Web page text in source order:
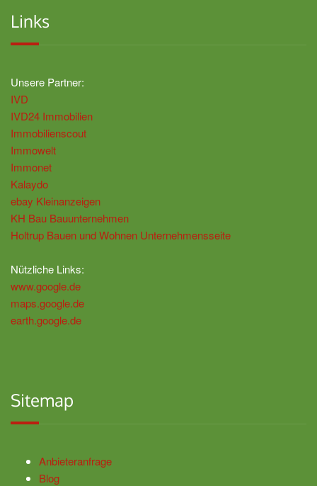
Links
Unsere Partner:
IVD
IVD24 Immobilien
Immobilienscout
Immowelt
Immonet
Kalaydo
ebay Kleinanzeigen
KH Bau Bauunternehmen
Holtrup Bauen und Wohnen Unternehmensseite
Nützliche Links:
www.google.de
maps.google.de
earth.google.de
Sitemap
Anbieteranfrage
Blog